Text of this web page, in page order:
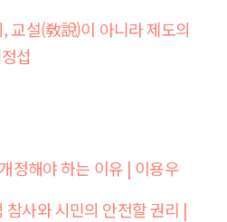
교설(敎說)이 아니라 제도의
섭
정해야 하는 이유 | 이용우
사와 시민의 안전할 권리 |